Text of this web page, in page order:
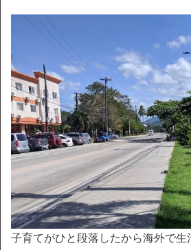
子育てがひと段落したから海外で生